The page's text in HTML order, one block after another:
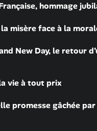
hommage
la misère face à la
New Day, le retour
vie à tout prix
promesse gâchée